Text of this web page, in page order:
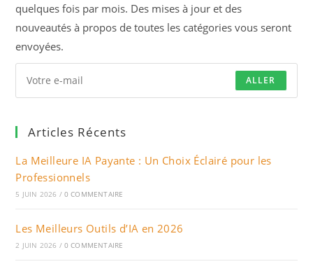
quelques fois par mois. Des mises à jour et des
nouveautés à propos de toutes les catégories vous seront
envoyées.
ALLER
Articles Récents
La Meilleure IA Payante : Un Choix Éclairé pour les
Professionnels
5 JUIN 2026 / 0 COMMENTAIRE
Les Meilleurs Outils d’IA en 2026
2 JUIN 2026 / 0 COMMENTAIRE